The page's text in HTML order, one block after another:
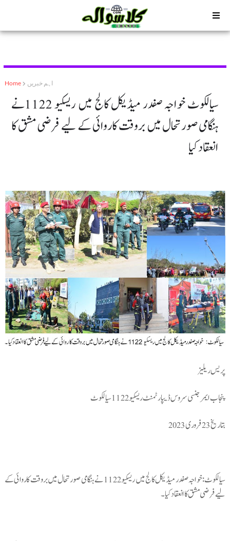
Home اہم خبریں
سیالکوٹ خواجہ صفدر میڈیکل کالج میں ریسکیو 1122نے
ہنگامی صورتحال میں بروقت کاروائی کے لیے فرضی مشق کا
انعقاد کیا
پریس ریلیز
پنجاب ایمرجنسی سروس ڈیپارٹمنٹ ریسکیو1122سیالکوٹ
بتاریخ23فروری2023
سیالکوٹ:خواجہ صفدر میڈیکل کالج میں ریسکیو 1122نے ہنگامی صورتحال میں بروقت کاروائی کے
لیے فرضی مشق کا انعقاد کیا۔